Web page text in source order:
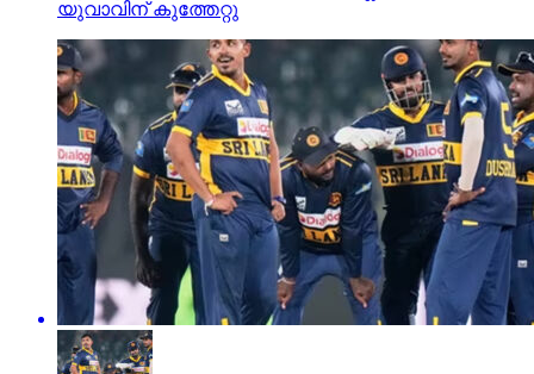
യുവാവിന് കുത്തേറ്റു